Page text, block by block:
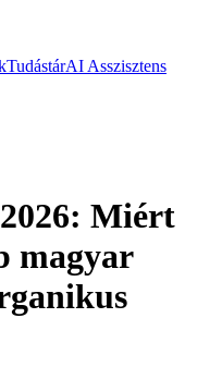
TudástárAI Asszisztens
Miért
magyar